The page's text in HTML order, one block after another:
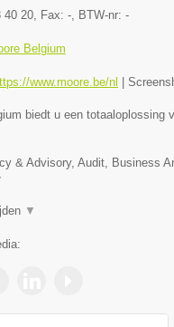
40 20 , Fax: - , BTW-nr: -
Belgium
www.moore.be/nl |
biedt u een totaaloplossing
& Advisory, Audit, Business
▼